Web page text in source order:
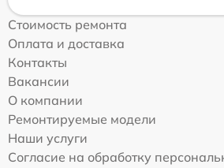
Стоимость ремонта
Оплата и доставка
Контакты
Вакансии
О компании
Ремонтируемые модели
Наши услуги
Согласие на обработку